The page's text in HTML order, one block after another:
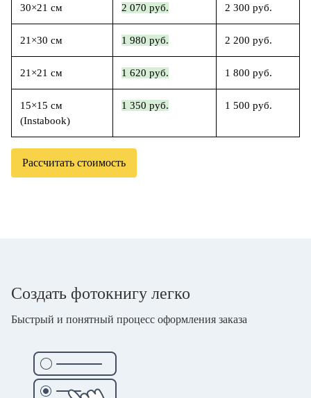
30×21 см 2 070 руб. 2 300 руб.
21×30 см 1 980 руб. 2 200 руб.
21×21 см 1 620 руб. 1 800 руб.
15×15 см
(Instabook)
1 350 руб. 1 500 руб.
Рассчитать стоимость
Создать фотокнигу легко
Быстрый и понятный процесс оформления заказа